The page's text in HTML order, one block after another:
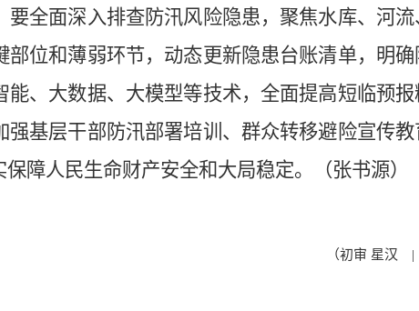
全面深入排查防汛风险隐患，聚焦水库、河流
位和薄弱环节，动态更新隐患台账清单，明
、大数据、大模型等技术，全面提高短临预
基层干部防汛部署培训、群众转移避险宣传
障人民生命财产安全和大局稳定。（张书源）
（初审 星汉